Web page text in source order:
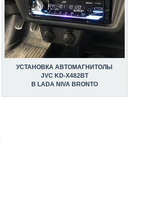
УСТАНОВКА АВТОМАГНИТОЛЫ
JVC KD-X482BT
В LADA NIVA BRONTO